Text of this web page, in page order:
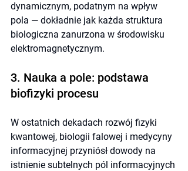
dynamicznym, podatnym na wpływ
pola — dokładnie jak każda struktura
biologiczna zanurzona w środowisku
elektromagnetycznym.
3. Nauka a pole: podstawa
biofizyki procesu
W ostatnich dekadach rozwój fizyki
kwantowej, biologii falowej i medycyny
informacyjnej przyniósł dowody na
istnienie subtelnych pól informacyjnych